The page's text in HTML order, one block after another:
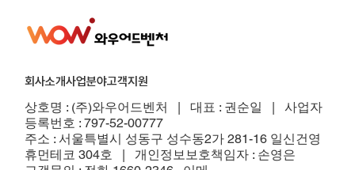
회사소개사업분야고객지원
​상호명 : (주)와우어드벤처 | 대표 : 권순일 | 사업자
등록번호 : 797-52-00777
주소 : 서울특별시 성동구 성수동2가 281-16 일신건영
휴먼테코 304호
| 개인정보보호책임자 : 손영은